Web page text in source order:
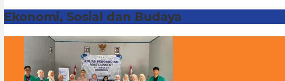
Ekonomi, Sosial dan Budaya